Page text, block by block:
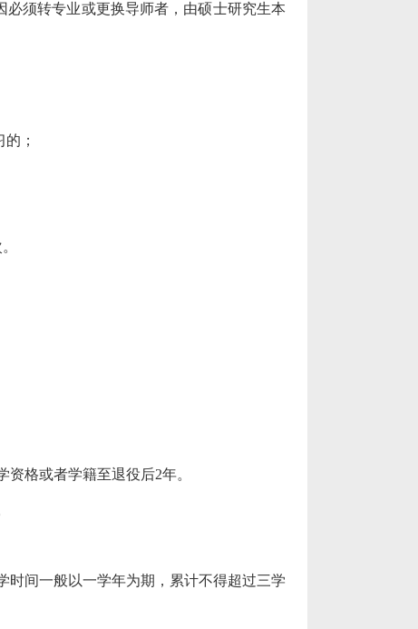
须转专业或更换导师者，由硕士研究生本
；
。
资格或者学籍至退役后2年。
时间一般以一学年为期，累计不得超过三学